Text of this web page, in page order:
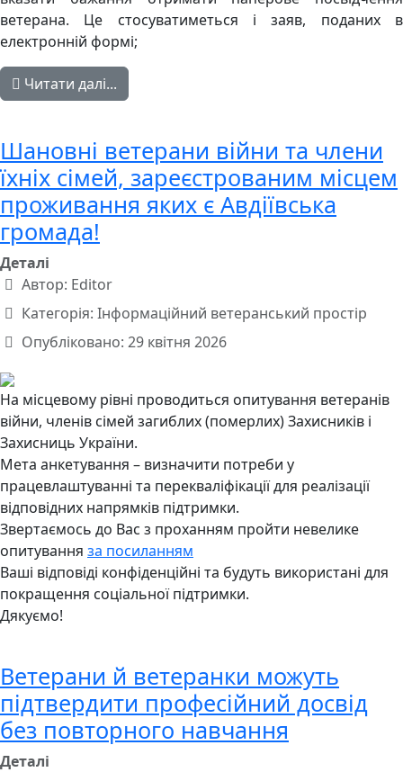
ветерана. Це стосуватиметься і заяв, поданих в
електронній формі;
Читати далі...
Шановні ветерани війни та члени
їхніх сімей, зареєстрованим місцем
проживання яких є Авдіївська
громада!
Деталі
Автор: Editor
Категорія: Інформаційний ветеранський простір
Опубліковано: 29 квітня 2026
На місцевому рівні проводиться опитування ветеранів
війни, членів сімей загиблих (померлих) Захисників і
Захисниць України.
Мета анкетування – визначити потреби у
працевлаштуванні та перекваліфікації для реалізації
відповідних напрямків підтримки.
Звертаємось до Вас з проханням пройти невелике
опитування за посиланням
Ваші відповіді конфіденційні та будуть використані для
покращення соціальної підтримки.
Дякуємо!
Ветерани й ветеранки можуть
підтвердити професійний досвід
без повторного навчання
Деталі